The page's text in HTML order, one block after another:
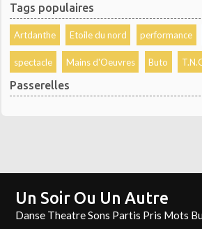
Tags populaires
Artdanthe Etoile du nord performance
spectacle Mains d'Oeuvres Buto
Passerelles
Un Soir Ou Un Autre
Danse Theatre Sons Partis Pris Mots